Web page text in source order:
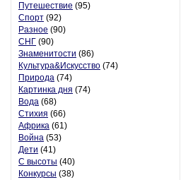
Путешествие (95)
Спорт (92)
Разное (90)
СНГ (90)
Знаменитости (86)
Культура&Искусство (74)
Природа (74)
Картинка дня (74)
Вода (68)
Стихия (66)
Африка (61)
Война (53)
Дети (41)
С высоты (40)
Конкурсы (38)